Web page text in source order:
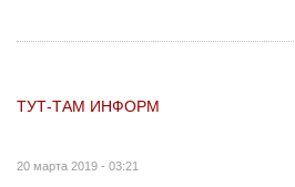
ТУТ-ТАМ ИНФОРМ
20 марта 2019 - 03:21